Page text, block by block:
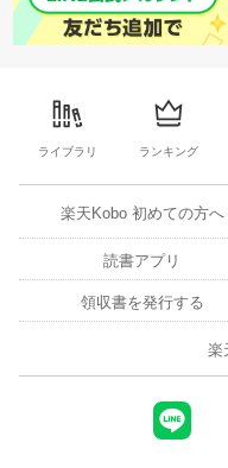
ライブラリ ランキング
楽天Kobo 初めての方へ
読書アプリ
領収書を発行する
楽